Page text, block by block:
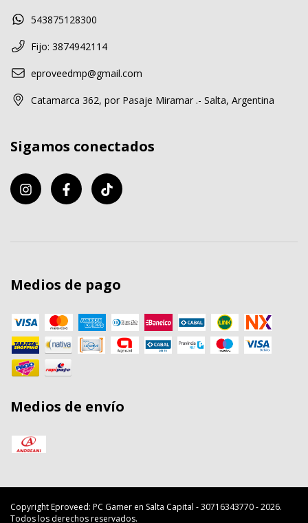
543875128300
Fijo: 3874942114
eproveedmp@gmail.com
Catamarca 362, por Pasaje Miramar .- Salta, Argentina
Sigamos conectados
Medios de pago
Medios de envío
Copyright Eproveed: PC Gamer en Salta Capital - 30716343770 - 2026.
Todos los derechos reservados.